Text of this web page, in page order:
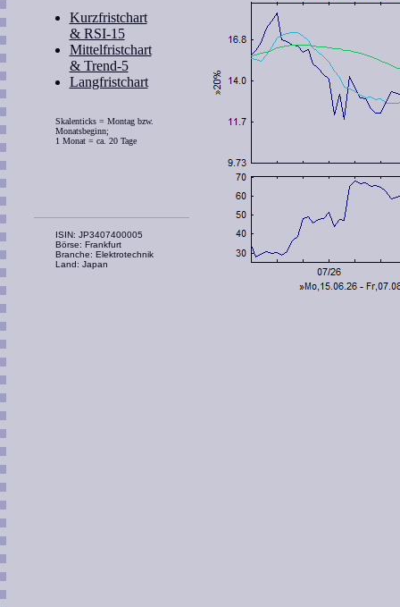
Kurzfristchart
& RSI-15
Mittelfristchart
& Trend-5
Langfristchart
Skalenticks = Montag bzw.
Monatsbeginn;
1 Monat = ca. 20 Tage
ISIN: JP3407400005
Börse: Frankfurt
Branche: Elektrotechnik
Land: Japan